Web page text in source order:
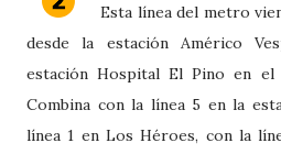
Esta línea del metro
desde la estación Américo
estación Hospital El Pino en el
Combina con la línea 5 en la
línea 1 en Los Héroes, con la